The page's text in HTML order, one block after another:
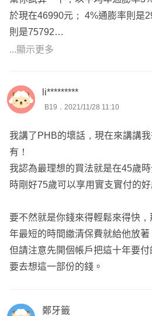
於現在46990元； 4%通膨率則是
則是75792
建議要買的人想想以上的問題。
...顯示更多
li*********
B19．2021/11/28 11:10
我講了PHB的壞話，現在來講講我
有！
我認為最理想的買法就是在45歲
時剛好75歲可以享用實支實付的好
要不然就是你錢來得輕鬆來得快
年最短的時間繳清保費就給他放著
但請注意先開個帳戶把這十年要
要去想這一部份的錢。
鄭牙籤